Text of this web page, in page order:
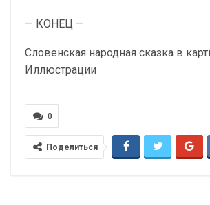
— КОНЕЦ —
Словенская народная сказка в
Иллюстрации
0
Поделиться